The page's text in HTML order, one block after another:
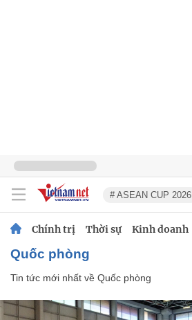
# ASEAN CUP 2026
Chính trị Thời sự Kinh doanh
Quốc phòng
Tin tức mới nhất về Quốc phòng